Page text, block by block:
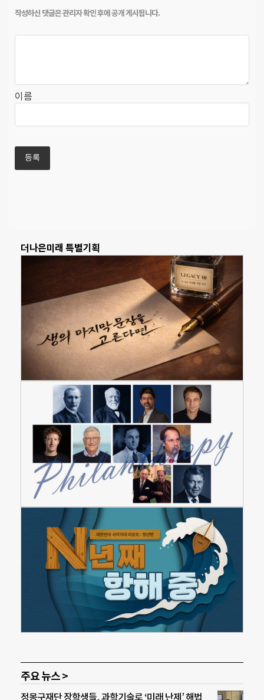
이름
더나은미래 특별기획
주요 뉴스 >
정몽구재단 장학생들, 과학기술로 ‘미래 난제’ 해법